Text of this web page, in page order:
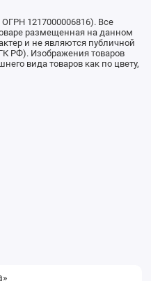
1217000006816). Все
размещенная на данном
и не являются публичной
РФ). Изображения товаров
вида товаров как по цвету,